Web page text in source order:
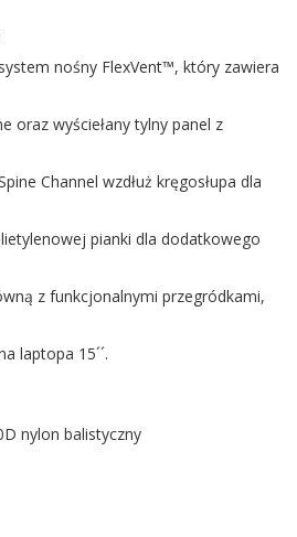
nośny FlexVent™, który zawiera
oraz wyściełany tylny panel z
Channel wzdłuż kręgosłupa dla
pianki dla dodatkowego
z funkcjonalnymi przegródkami,
laptopa 15´´.
nylon balistyczny